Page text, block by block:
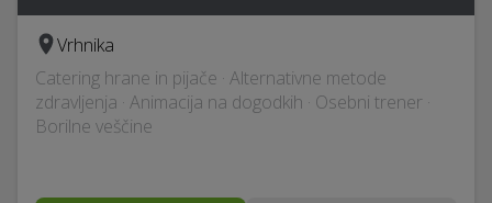
Vrhnika
Catering hrane in pijače · Alternativne metode
zdravljenja · Animacija na dogodkih · Osebni trener ·
Borilne veščine